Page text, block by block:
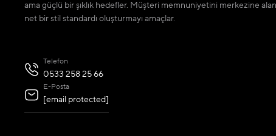
ama güçlü bir şıklık hedefler. Müşteri memnuniyetini merkezine
net bir stil standardı oluşturmayı amaçlar.
Telefon
0533 258 25 66
E-Posta
[email protected]